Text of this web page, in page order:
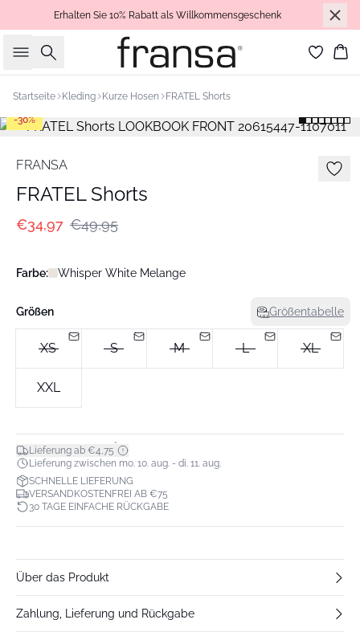
Erhalten Sie 10% Rabatt als Willkommensgeschenk
Suche
Startseite Kleding Kurze Hosen FRATEL Shorts
-30%
FRANSA
FRATEL Shorts
€34,97 €49,95
Farbe: Whisper White Melange
Größen Größentabelle
XS S M L XL
XXL
Lieferung ab €4,75*
Lieferung zwischen mo. 10. aug. - di. 11. aug.
SCHNELLE LIEFERUNG
VERSANDKOSTENFREI AB €75
30 TAGE EINFACHE RÜCKGABE
Über das Produkt
Zahlung, Lieferung und Rückgabe